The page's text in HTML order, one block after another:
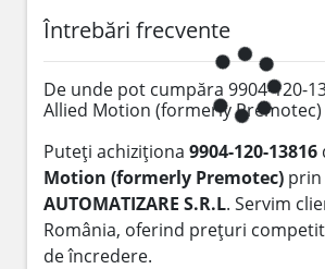
Întrebări frecvente
De unde pot cumpăra 9904-120-
Allied Motion (formerly Premotec)
Puteți achiziționa 9904-120-13816
Motion (formerly Premotec) prin
AUTOMATIZARE S.R.L. Servim
România, oferind prețuri
de încredere.